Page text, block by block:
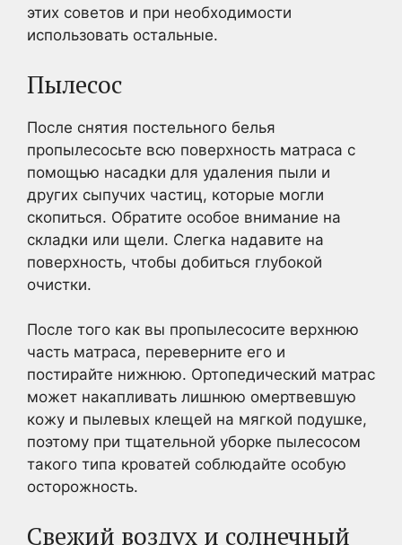
этих советов и при необходимости
использовать остальные.
Пылесос
После снятия постельного белья
пропылесосьте всю поверхность матраса с
помощью насадки для удаления пыли и
других сыпучих частиц, которые могли
скопиться. Обратите особое внимание на
складки или щели. Слегка надавите на
поверхность, чтобы добиться глубокой
очистки.
После того как вы пропылесосите верхнюю
часть матраса, переверните его и
постирайте нижнюю. Ортопедический матрас
может накапливать лишнюю омертвевшую
кожу и пылевых клещей на мягкой подушке,
поэтому при тщательной уборке пылесосом
такого типа кроватей соблюдайте особую
осторожность.
Свежий воздух и солнечный